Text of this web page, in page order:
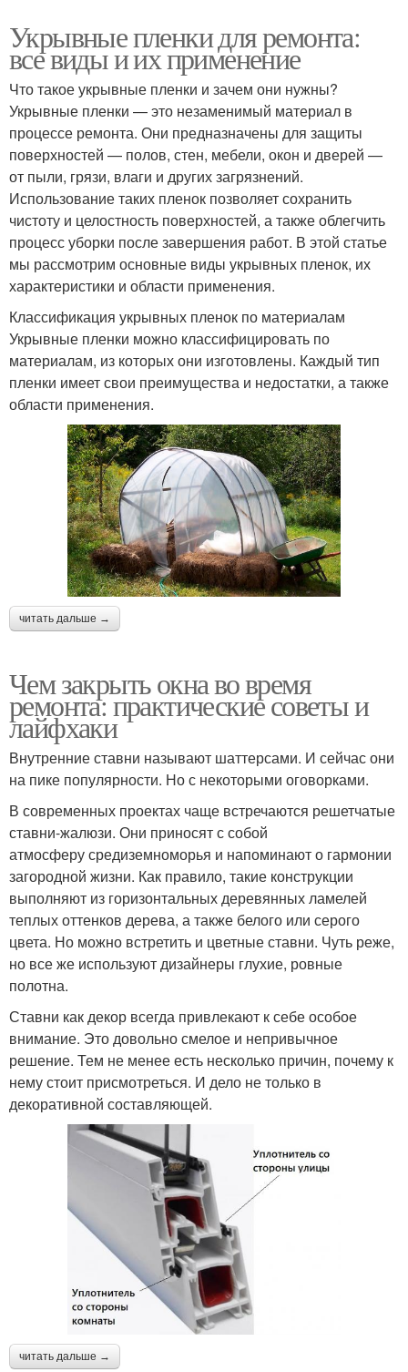
Укрывные пленки для ремонта:
все виды и их применение
Что такое укрывные пленки и зачем они нужны?
Укрывные пленки — это незаменимый материал в
процессе ремонта. Они предназначены для защиты
поверхностей — полов, стен, мебели, окон и дверей —
от пыли, грязи, влаги и других загрязнений.
Использование таких пленок позволяет сохранить
чистоту и целостность поверхностей, а также облегчить
процесс уборки после завершения работ. В этой статье
мы рассмотрим основные виды укрывных пленок, их
характеристики и области применения.
Классификация укрывных пленок по материалам
Укрывные пленки можно классифицировать по
материалам, из которых они изготовлены. Каждый тип
пленки имеет свои преимущества и недостатки, а также
области применения.
читать дальше →
Чем закрыть окна во время
ремонта: практические советы и
лайфхаки
Внутренние ставни называют шаттерсами. И сейчас они
на пике популярности. Но с некоторыми оговорками.
В современных проектах чаще встречаются решетчатые
ставни-жалюзи. Они приносят с собой
атмосферу средиземноморья и напоминают о гармонии
загородной жизни. Как правило, такие конструкции
выполняют из горизонтальных деревянных ламелей
теплых оттенков дерева, а также белого или серого
цвета. Но можно встретить и цветные ставни. Чуть реже,
но все же используют дизайнеры глухие, ровные
полотна.
Ставни как декор всегда привлекают к себе особое
внимание. Это довольно смелое и непривычное
решение. Тем не менее есть несколько причин, почему к
нему стоит присмотреться. И дело не только в
декоративной составляющей.
читать дальше →